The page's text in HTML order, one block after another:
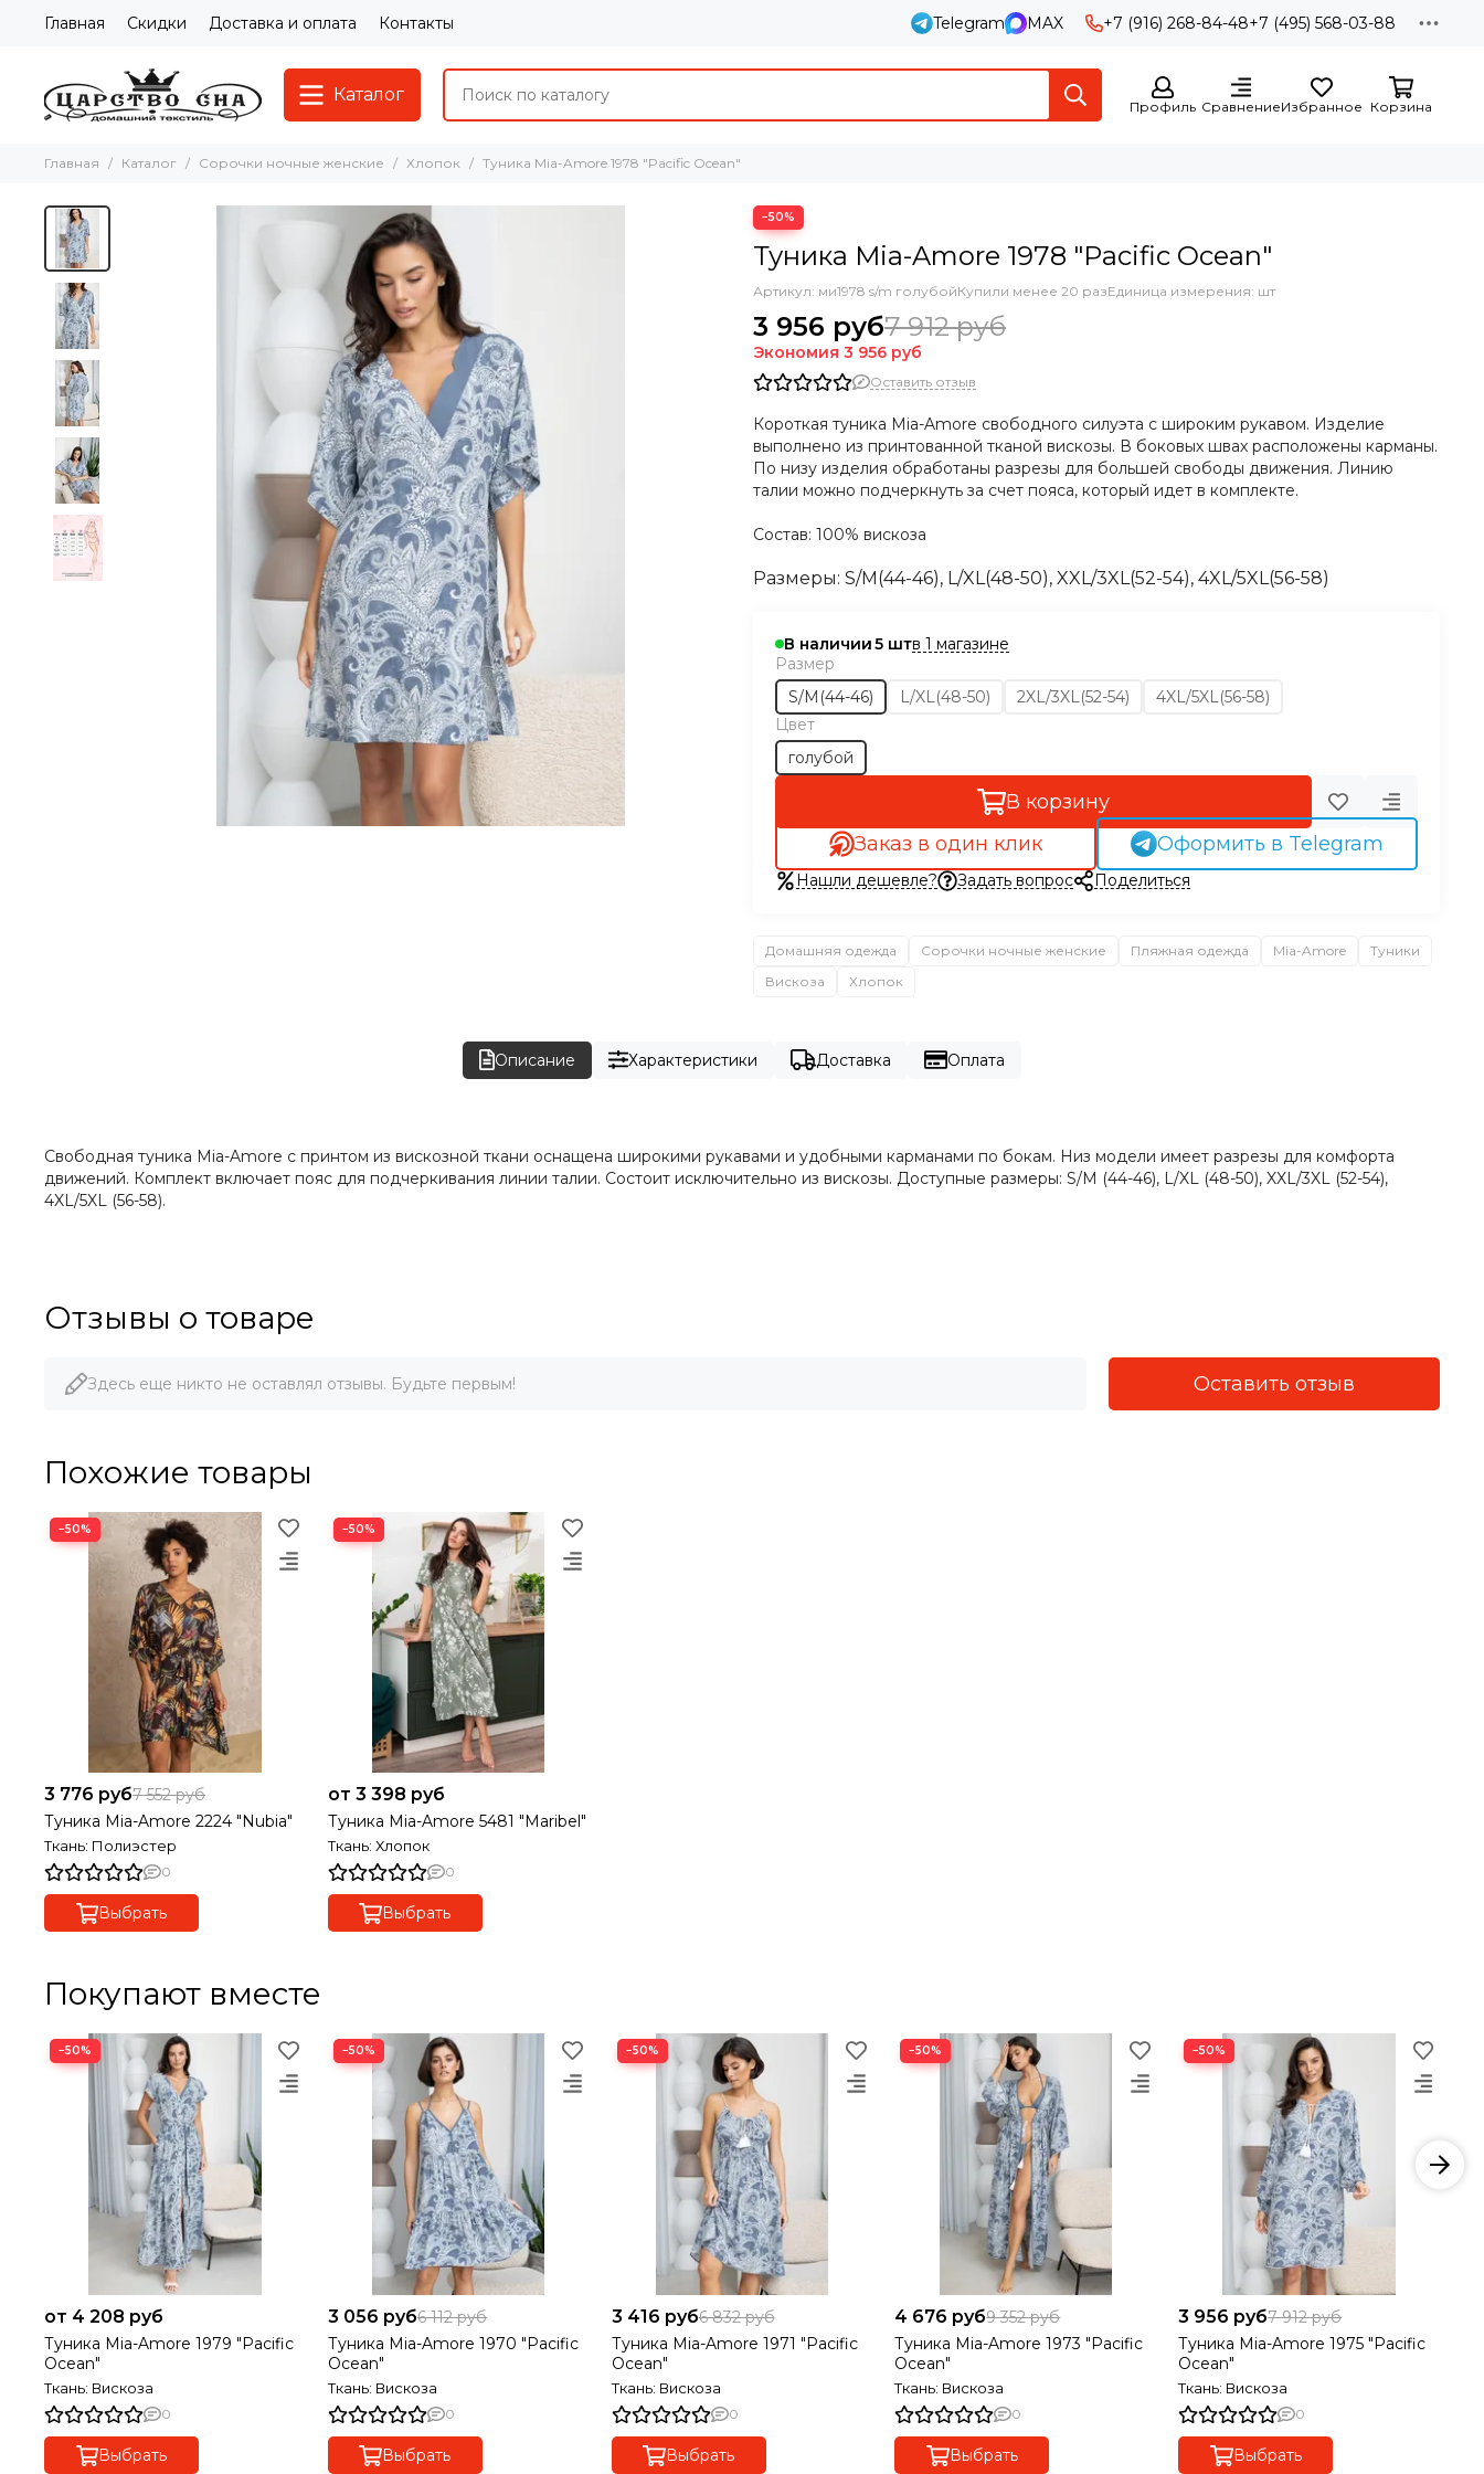
Главная Скидки Доставка и оплата Контакты Telegram MAX +7 (916) 268-84-48+7 (495) 568-03-88
Каталог
Профиль СравнениеИзбранное Корзина
Главная Каталог Сорочки ночные женские Хлопок Туника Mia-Amore 1978 "Pacific Ocean"
−50%
Туника Mia-Amore 1978 "Pacific Ocean"
Артикул: ми1978 s/m голубойКупили менее 20 разЕдиница измерения: шт
3 956 руб7 912 руб
Экономия 3 956 руб
Оставить отзыв
Короткая туника Mia-Amore свободного силуэта с широким рукавом. Изделие
выполнено из принтованной тканой вискозы. В боковых швах расположены карманы.
По низу изделия обработаны разрезы для большей свободы движения. Линию
талии можно подчеркнуть за счет пояса, который идет в комплекте.
Состав: 100% вискоза
Размеры: S/M(44-46), L/XL(48-50), XXL/3XL(52-54), 4XL/5XL(56-58)
В наличии5
в 1 магазине
Размер
S/M(44-46)
L/XL(48-50) 2XL/3XL(52-54)
4XL/5XL(56-58)
Цвет
голубой
В корзину
Заказ в один клик
Оформить в Telegram
Нашли дешевле? Задать вопрос Поделиться
Домашняя одежда Сорочки ночные женские Пляжная одежда Mia-Amore
Туники
Вискоза
Хлопок
Описание Характеристики Доставка Оплата
Свободная туника Mia-Amore с принтом из вискозной ткани оснащена широкими рукавами и удобными карманами по бокам. Низ модели имеет разрезы для комфорта
движений. Комплект включает пояс для подчеркивания линии талии. Состоит исключительно из вискозы. Доступные размеры: S/M (44-46), L/XL (48-50), XXL/3XL (52-54),
4XL/5XL (56-58).
Отзывы о товаре
Здесь еще никто не оставлял отзывы. Будьте первым! Оставить отзыв
Похожие товары
−50%
3 776 руб7 552 руб
Туника Mia-Amore 2224 "Nubia"
Ткань: Полиэстер
0
Выбрать
−50%
от 3 398 руб
Туника Mia-Amore 5481 "Maribel"
Ткань: Хлопок
0
Выбрать
Покупают вместе
−50%
от 4 208 руб
Туника Mia-Amore 1979 "Pacific
Ocean"
Ткань: Вискоза
0
Выбрать
−50%
3 056 руб6 112 руб
Туника Mia-Amore 1970 "Pacific
Ocean"
Ткань: Вискоза
0
Выбрать
−50%
3 416 руб6 832 руб
Туника Mia-Amore 1971 "Pacific
Ocean"
Ткань: Вискоза
0
Выбрать
−50%
4 676 руб9 352 руб
Туника Mia-Amore 1973 "Pacific
Ocean"
Ткань: Вискоза
0
Выбрать
−50%
3 956 руб7 912 руб
Туника Mia-Amore 1975 "Pacific
Ocean"
Ткань: Вискоза
0
Выбрать